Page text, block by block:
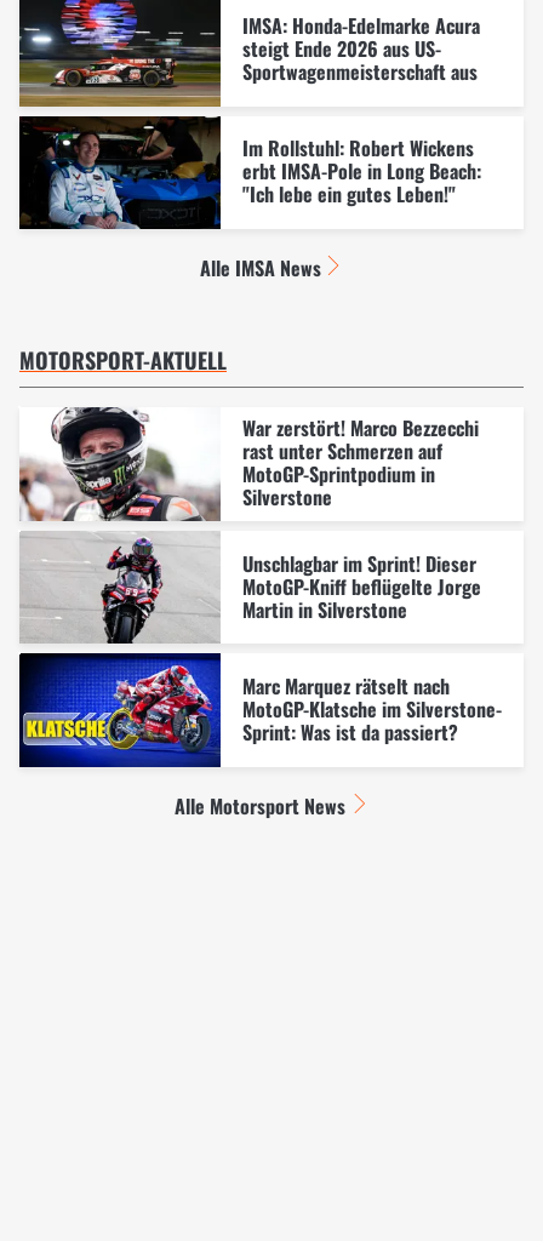
IMSA: Honda-Edelmarke Acura
steigt Ende 2026 aus US-
Sportwagenmeisterschaft aus
Im Rollstuhl: Robert Wickens
erbt IMSA-Pole in Long Beach:
"Ich lebe ein gutes Leben!"
Alle IMSA News
MOTORSPORT-AKTUELL
War zerstört! Marco Bezzecchi
rast unter Schmerzen auf
MotoGP-Sprintpodium in
Silverstone
Unschlagbar im Sprint! Dieser
MotoGP-Kniff beflügelte Jorge
Martin in Silverstone
Marc Marquez rätselt nach
MotoGP-Klatsche im Silverstone-
Sprint: Was ist da passiert?
Alle Motorsport News